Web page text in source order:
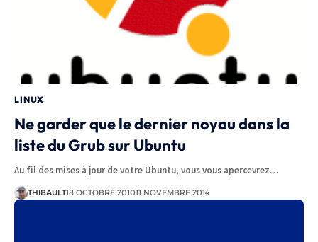
LINUX
Ne garder que le dernier noyau dans la
liste du Grub sur Ubuntu
Au fil des mises à jour de votre Ubuntu, vous vous apercevrez…
THIBAULT18 OCTOBRE 201011 NOVEMBRE 2014